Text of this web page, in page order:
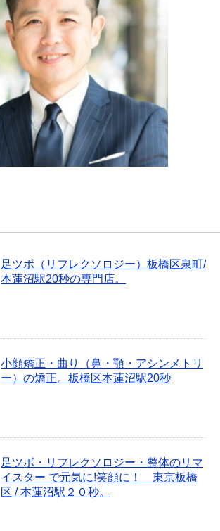
足ツボ（リフレクソロジー）板橋区泉町/
本蓮沼駅20秒の専門店。
小顔矯正・曲り（鼻・顎・アシンメトリ
ー）の矯正。板橋区本蓮沼駅20秒
足ツボ・リフレクソロジー・整体のリマ
イスター で元気に!笑顔に！ 東京板橋
区 / 本蓮沼駅２０秒。